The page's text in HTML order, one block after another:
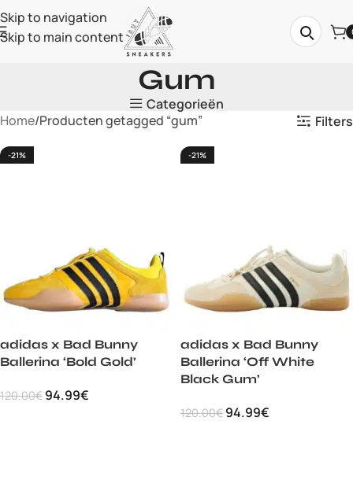
Skip to navigation
Skip to main content
Gum
Categorieën
Home Producten getagged “gum” Filters
-21%
adidas x Bad Bunny
Ballerina ‘Bold Gold’
120.00€ 94.99€
-21%
adidas x Bad Bunny
Ballerina ‘Off White
Black Gum’
120.00€ 94.99€